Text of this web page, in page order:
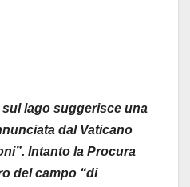
lago suggerisce una
dal Vaticano
Intanto la Procura
del campo “di